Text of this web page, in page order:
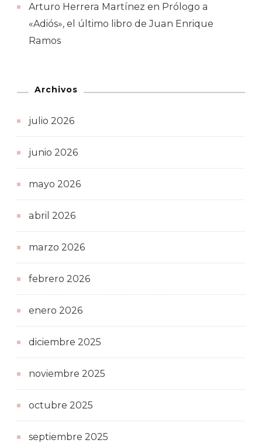
Arturo Herrera Martínez en Prólogo a
«Adiós», el último libro de Juan Enrique
Ramos
Archivos
julio 2026
junio 2026
mayo 2026
abril 2026
marzo 2026
febrero 2026
enero 2026
diciembre 2025
noviembre 2025
octubre 2025
septiembre 2025